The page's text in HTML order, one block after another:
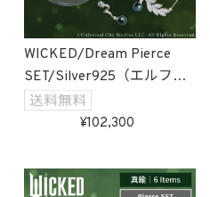
WICKED/Dream Pierce
SET/Silver925（エルファ
バ）受注生産
102,300